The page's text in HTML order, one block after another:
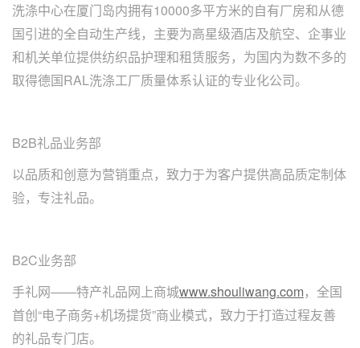
洗涤中心在厦门岛内拥有10000多平方米的自有厂房和从德
国引进的全自动生产线，主要为高星级酒店及航空、企事业
和机关单位提供纺织品护理和租赁服务，为国内为数不多的
取得德国RAL洗涤工厂质量体系认证的专业化公司。
B2B礼品业务部
以品质和创意为营销重点，致力于为客户提供高品质定制体
验，专注礼品。
B2C业务部
手礼网——特产礼品网上商城www.shouliwang.com，全国
首创“电子商务+机场提货”商业模式，致力于打造过程友善
的礼品专门店。